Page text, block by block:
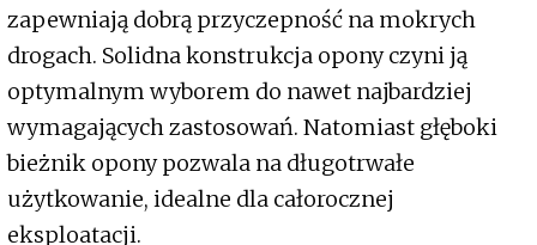
zapewniają dobrą przyczepność na mokrych
drogach. Solidna konstrukcja opony czyni ją
optymalnym wyborem do nawet najbardziej
wymagających zastosowań. Natomiast głęboki
bieżnik opony pozwala na długotrwałe
użytkowanie, idealne dla całorocznej
eksploatacji.